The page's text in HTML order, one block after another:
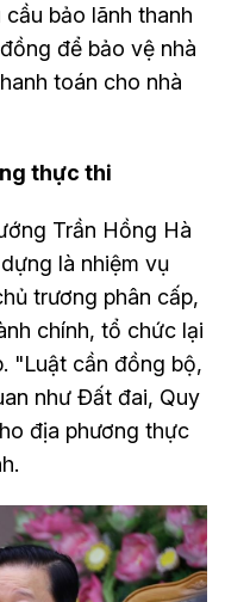
bảo lãnh thanh
để bảo vệ nhà
toán cho nhà
thực thi
Trần Hồng Hà
là nhiệm vụ
trương phân cấp,
chính, tổ chức lại
"Luật cần đồng bộ,
như Đất đai, Quy
địa phương thực